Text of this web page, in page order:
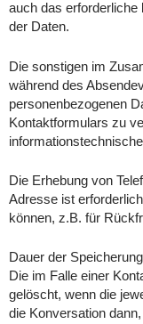
auch das erforderliche
der Daten.
Die sonstigen im
während des
personenbezogenen
Kontaktformulars zu
Die Erhebung von
Adresse ist
können, z.B. für
Dauer der Speicherung
Die im Falle einer
gelöscht, wenn die
die Konversation